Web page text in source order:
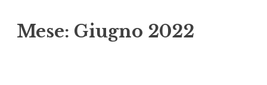
Mese: Giugno 2022